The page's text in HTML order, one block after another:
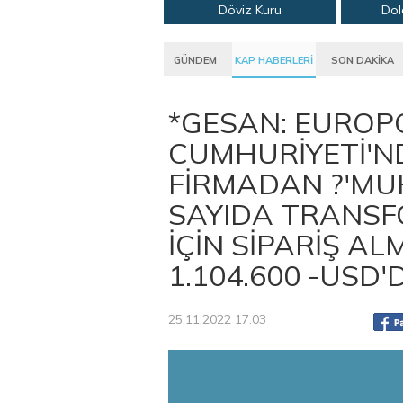
Döviz Kuru
GÜNDEM KAP HABERLERİ SON DAKİKA
*GESAN:
FİRMADAN
SAYIDA
İÇİN SİPARİŞ
1.104.600 -
25.11.2022 17:03